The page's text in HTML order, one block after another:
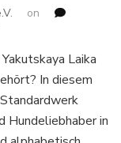
on
Laika
In diesem
Hundeliebhaber in